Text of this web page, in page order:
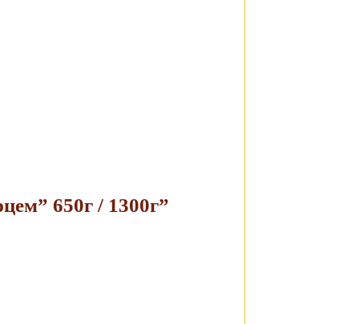
650г / 1300г”